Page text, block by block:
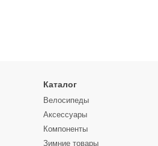
Каталог
Велосипеды
Аксессуары
Компоненты
Зимние товары